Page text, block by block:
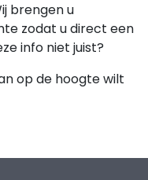
brengen u
zodat u direct een
info niet juist?
op de hoogte wilt